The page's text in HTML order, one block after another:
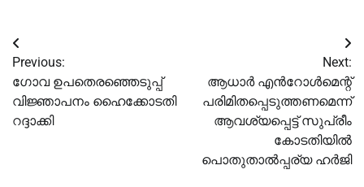
Post
navigation
Previous:
ഗോവ ഉപതെരഞ്ഞെടുപ്പ്
വിജ്ഞാപനം ഹൈക്കോടതി
റദ്ദാക്കി
Next:
ആധാർ എൻറോൾമെന്റ്
പരിമിതപ്പെടുത്തണമെന്ന്
ആവശ്യപ്പെട്ട് സുപ്രീം
കോടതിയിൽ
പൊതുതാൽപ്പര്യ ഹർജി